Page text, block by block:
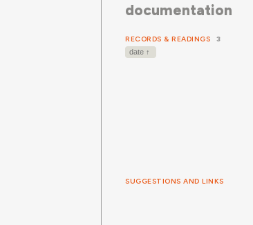
documentation
RECORDS & READINGS 3
SUGGESTIONS AND LINKS